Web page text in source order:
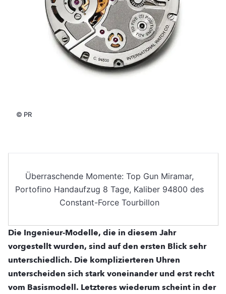
© PR
Überraschende Momente: Top Gun Miramar,
Portofino Handaufzug 8 Tage, Kaliber 94800 des
Constant-Force Tourbillon
Die Ingenieur-Modelle, die in diesem Jahr
vorgestellt wurden, sind auf den ersten Blick sehr
unterschiedlich. Die komplizierteren Uhren
unterscheiden sich stark voneinander und erst recht
vom Basismodell. Letzteres wiederum scheint in der